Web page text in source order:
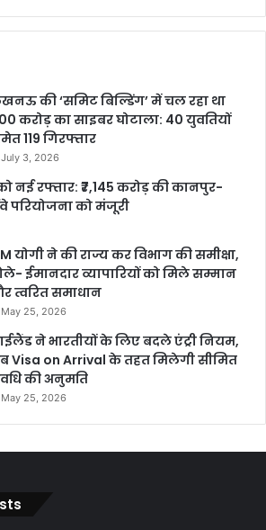
की ‘समिट बिल्डिंग’ में चल रहा था
करोड़ का साइबर घोटाला: 40 युवतियों
119 गिरफ्तार
July 3, 2026
नई रफ्तार: ₹7,145 करोड़ की कानपुर-
परियोजना को मंजूरी
योगी ने की राज्य कर विभाग की समीक्षा,
ईमानदार व्यापारियों को मिले सम्मान
त्वरित समाधान
May 25, 2026
ने भारतीयों के लिए बदले एंट्री नियम,
Visa on Arrival के तहत मिलेगी सीमित
की अनुमति
May 25, 2026